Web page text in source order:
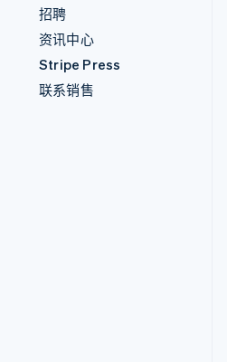
招聘
资讯中心
Stripe Press
联系销售